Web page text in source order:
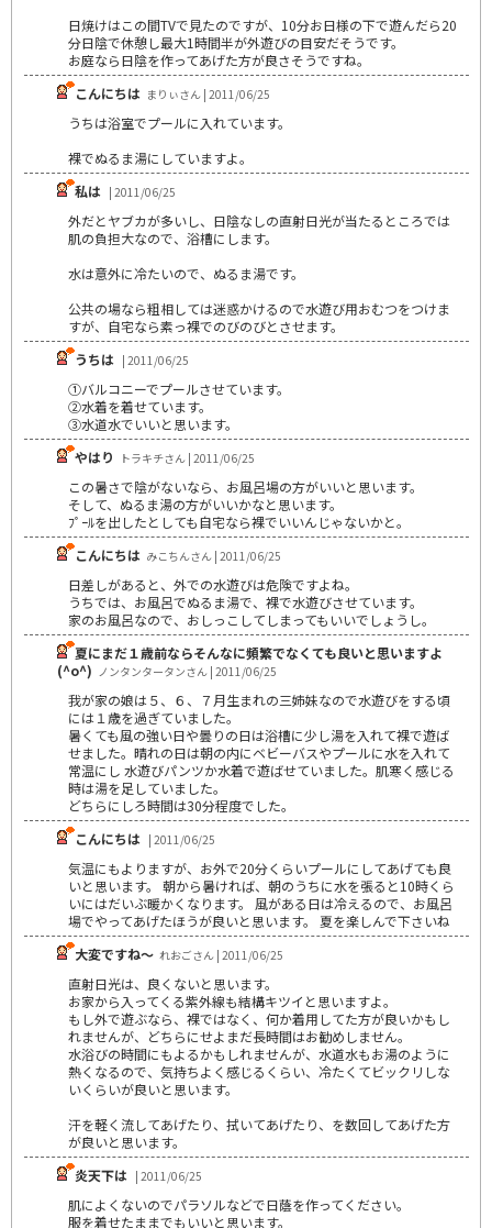
日焼けはこの間TVで見たのですが、10分お日様の下で遊んだら20
分日陰で休憩し最大1時間半が外遊びの目安だそうです。
お庭なら日陰を作ってあげた方が良さそうですね。
こんにちは まりぃさん | 2011/06/25
うちは浴室でプールに入れています。
裸でぬるま湯にしていますよ。
私は | 2011/06/25
外だとヤブカが多いし、日陰なしの直射日光が当たるところでは
肌の負担大なので、浴槽にします。
水は意外に冷たいので、ぬるま湯です。
公共の場なら粗相しては迷惑かけるので水遊び用おむつをつけま
すが、自宅なら素っ裸でのびのびとさせます。
うちは | 2011/06/25
①バルコニーでプールさせています。
②水着を着せています。
③水道水でいいと思います。
やはり
トラキチさん | 2011/06/25
この暑さで陰がないなら、お風呂場の方がいいと思います。
そして、ぬるま湯の方がいいかなと思います。
ﾌﾟｰﾙを出したとしても自宅なら裸でいいんじゃないかと。
こんにちは みこちんさん | 2011/06/25
日差しがあると、外での水遊びは危険ですよね。
うちでは、お風呂でぬるま湯で、裸で水遊びさせています。
家のお風呂なので、おしっこしてしまってもいいでしょうし。
夏にまだ１歳前ならそんなに頻繁でなくても良いと思いますよ
(^o^) ノンタンタータンさん | 2011/06/25
我が家の娘は５、６、７月生まれの三姉妹なので水遊びをする頃
には１歳を過ぎていました。
暑くても風の強い日や曇りの日は浴槽に少し湯を入れて裸で遊ば
せました。晴れの日は朝の内にベビーバスやプールに水を入れて
常温にし 水遊びパンツか水着で遊ばせていました。肌寒く感じる
時は湯を足していました。
どちらにしろ時間は30分程度でした。
こんにちは | 2011/06/25
気温にもよりますが、お外で20分くらいプールにしてあげても良
いと思います。 朝から暑ければ、朝のうちに水を張ると10時くら
いにはだいぶ暖かくなります。 風がある日は冷えるので、お風呂
場でやってあげたほうが良いと思います。 夏を楽しんで下さいね
大変ですね～ れおごさん | 2011/06/25
直射日光は、良くないと思います。
お家から入ってくる紫外線も結構キツイと思いますよ。
もし外で遊ぶなら、裸ではなく、何か着用してた方が良いかもし
れませんが、どちらにせよまだ長時間はお勧めしません。
水浴びの時間にもよるかもしれませんが、水道水もお湯のように
熱くなるので、気持ちよく感じるくらい、冷たくてビックリしな
いくらいが良いと思います。
汗を軽く流してあげたり、拭いてあげたり、を数回してあげた方
が良いと思います。
炎天下は | 2011/06/25
肌によくないのでパラソルなどで日蔭を作ってください。
服を着せたままでもいいと思います。